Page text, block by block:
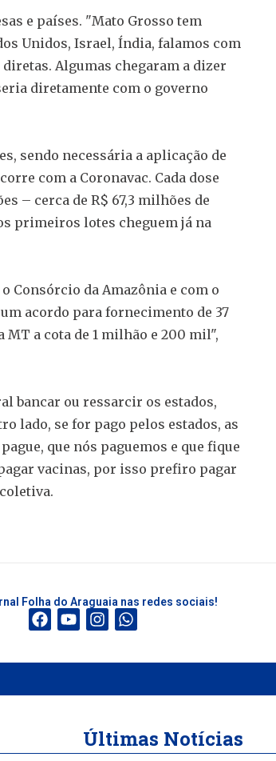
e países. "Mato Grosso tem
Unidos, Israel, Índia, falamos com
Algumas chegaram a dizer
diretamente com o governo
sendo necessária a aplicação de
com a Coronavac. Cada dose
– cerca de R$ 67,3 milhões de
primeiros lotes cheguem já na
Consórcio da Amazônia e com o
acordo para fornecimento de 37
MT a cota de 1 milhão e 200 mil",
bancar ou ressarcir os estados,
lado, se for pago pelos estados, as
que nós paguemos e que fique
vacinas, por isso prefiro pagar
Folha do Araguaia nas redes sociais!
Últimas Notícias